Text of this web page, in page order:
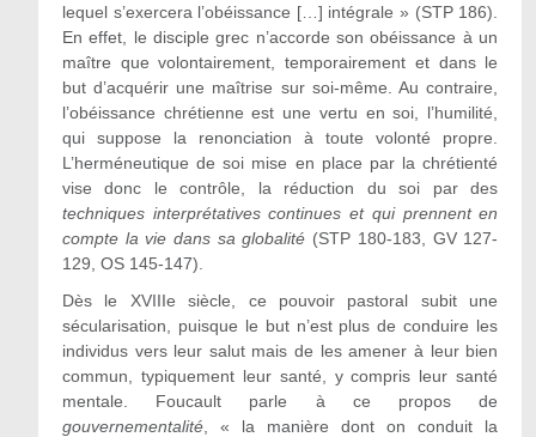
lequel s’exercera l’obéissance […] intégrale » (STP 186).
En effet, le disciple grec n’accorde son obéissance à un
maître que volontairement, temporairement et dans le
but d’acquérir une maîtrise sur soi-même. Au contraire,
l’obéissance chrétienne est une vertu en soi, l’humilité,
qui suppose la renonciation à toute volonté propre.
L’herméneutique de soi mise en place par la chrétienté
vise donc le contrôle, la réduction du soi par des
techniques interprétatives continues et qui prennent en
compte la vie dans sa globalité (STP 180-183, GV 127-
129, OS 145-147).
Dès le XVIIIe siècle, ce pouvoir pastoral subit une
sécularisation, puisque le but n’est plus de conduire les
individus vers leur salut mais de les amener à leur bien
commun, typiquement leur santé, y compris leur santé
mentale. Foucault parle à ce propos de
gouvernementalité, « la manière dont on conduit la